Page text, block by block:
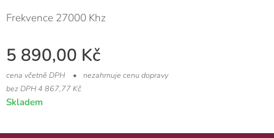
Frekvence 27000 Khz
5 890,00 Kč
cena včetně DPH
nezahrnuje cenu dopravy
bez DPH 4 867,77 Kč
Skladem